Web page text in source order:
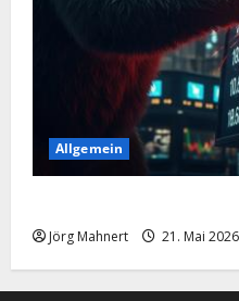
Allgemein
Jörg Mahnert 21. Mai 2026